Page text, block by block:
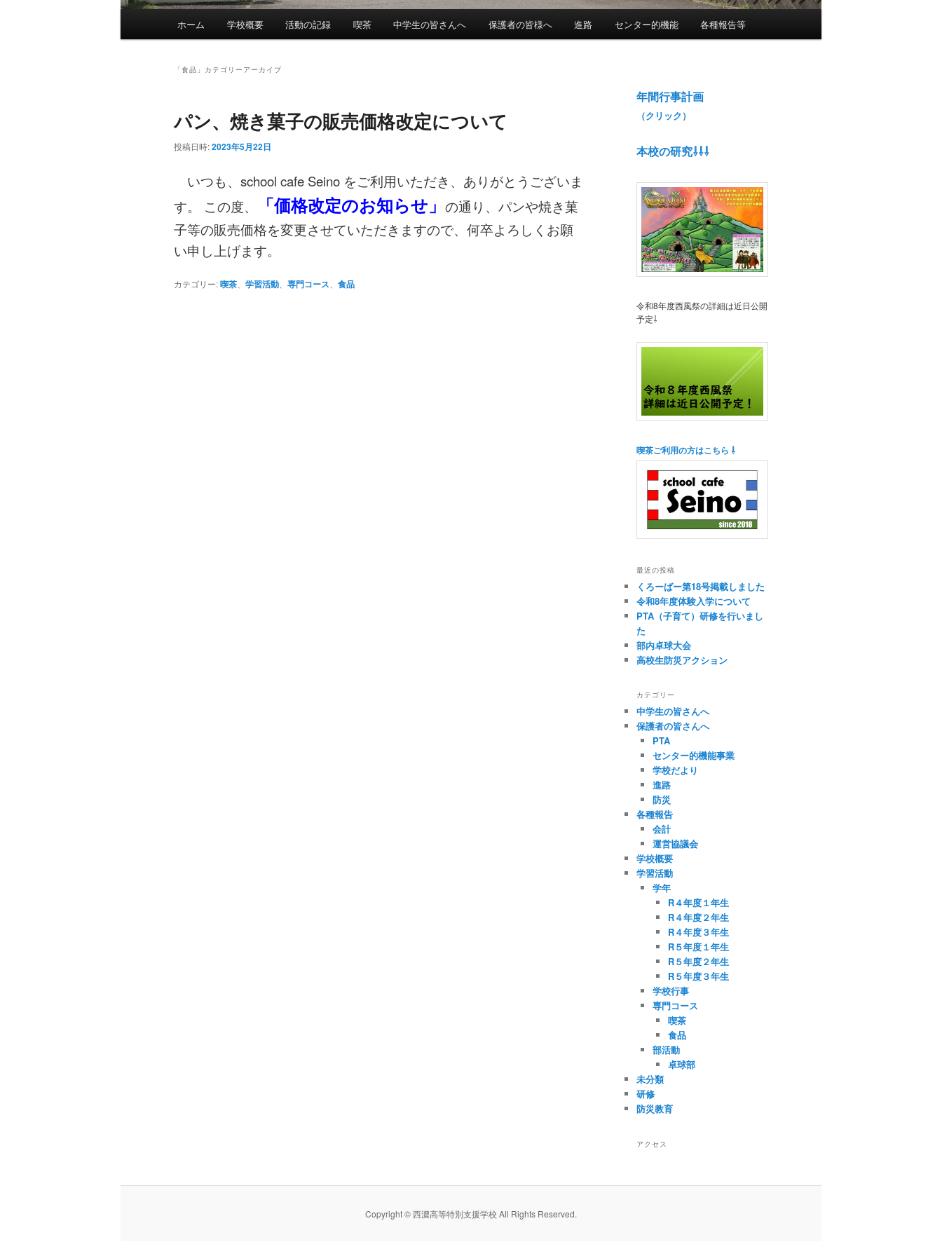
メ
コ
ン
サ
ン
ツ
ホーム 学校概要 活動の記録 喫茶 中学生の皆さんへ 保護者の皆様へ 進路 センター的機能 各種報告等
「食品 」カテゴリーアーカイブ
パン、焼き菓子の販売価格改定について
投稿日時:2023年5月22日
いつも、school cafe Seino をご利用いただき、ありがとうございま
す。 この度、
「価格改定のお知らせ 」 の通り、パンや焼き菓
子等の販売価格を変更させていただきますので、何卒よろしくお願
い申し上げます。
カテゴリー:喫茶 学習活動 専門コース 食品
年間行事計画
（クリック）
本校の研究⇩⇩⇩
令和8年度西風祭の詳細は近日公開
予定⇩
喫茶ご利用の方はこちら ⇩
最近の投稿
くろーばー第18号掲載しました
令和8年度体験入学について
PTA（子育て）研修を行いまし
た
部内卓球大会
高校生防災アクション
カテゴリー
中学生の皆さんへ
保護者の皆さんへ
PTA
センター的機能事業
学校だより
進路
防災
各種報告
会計
運営協議会
学校概要
学習活動
学年
R４年度１年生
R４年度２年生
R４年度３年生
R５年度１年生
R５年度２年生
R５年度３年生
学校行事
専門コース
喫茶
食品
部活動
卓球部
未分類
研修
防災教育
アクセス
Copyright © 西濃高等特別支援学校 All Rights Reserved.